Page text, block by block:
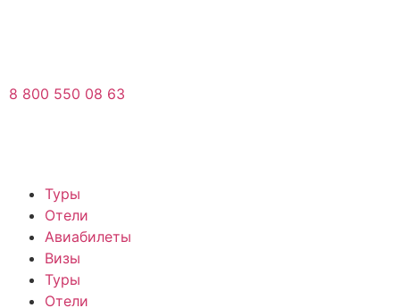
8 800 550 08 63
Туры
Отели
Авиабилеты
Визы
Туры
Отели